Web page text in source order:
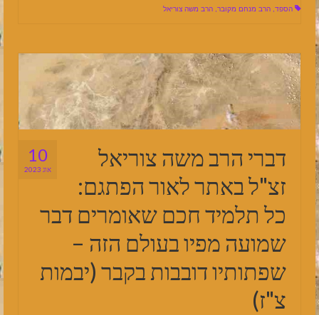
הספד הרב מנחם מקובר הרב משה צוריאל
10
אוג 2023
דברי הרב משה צוריאל
זצ"ל באתר לאור הפתגם:
כל תלמיד חכם שאומרים דבר
שמועה מפיו בעולם הזה –
שפתותיו דובבות בקבר (יבמות
צ"ז)